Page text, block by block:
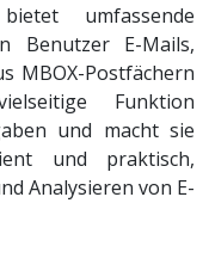
umfassende
Benutzer E-Mails,
MBOX-Postfächern
Funktion
und macht sie
und praktisch,
Analysieren von E-